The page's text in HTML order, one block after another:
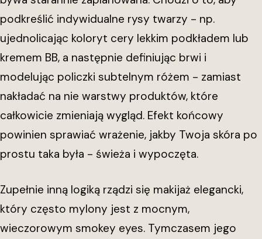
podkreślić indywidualne rysy twarzy - np.
ujednolicając koloryt cery lekkim podkładem lub
kremem BB, a następnie definiując brwi i
modelując policzki subtelnym różem - zamiast
nakładać na nie warstwy produktów, które
całkowicie zmieniają wygląd. Efekt końcowy
powinien sprawiać wrażenie, jakby Twoja skóra po
prostu taka była - świeża i wypoczęta.
Zupełnie inną logiką rządzi się makijaż elegancki,
który często mylony jest z mocnym,
wieczorowym smokey eyes. Tymczasem jego